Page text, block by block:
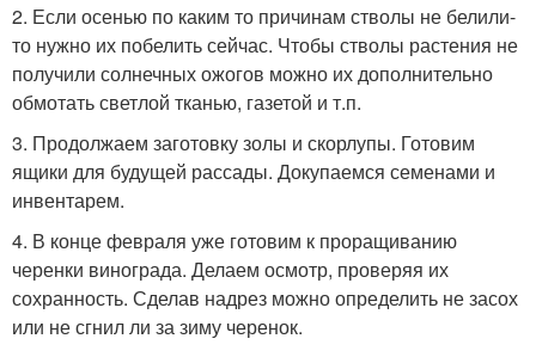
2. Если осенью по каким то причинам стволы не белили-
то нужно их побелить сейчас. Чтобы стволы растения не
получили солнечных ожогов можно их дополнительно
обмотать светлой тканью, газетой и т.п.
3. Продолжаем заготовку золы и скорлупы. Готовим
ящики для будущей рассады. Докупаемся семенами и
инвентарем.
4. В конце февраля уже готовим к проращиванию
черенки винограда. Делаем осмотр, проверяя их
сохранность. Сделав надрез можно определить не засох
или не сгнил ли за зиму черенок.